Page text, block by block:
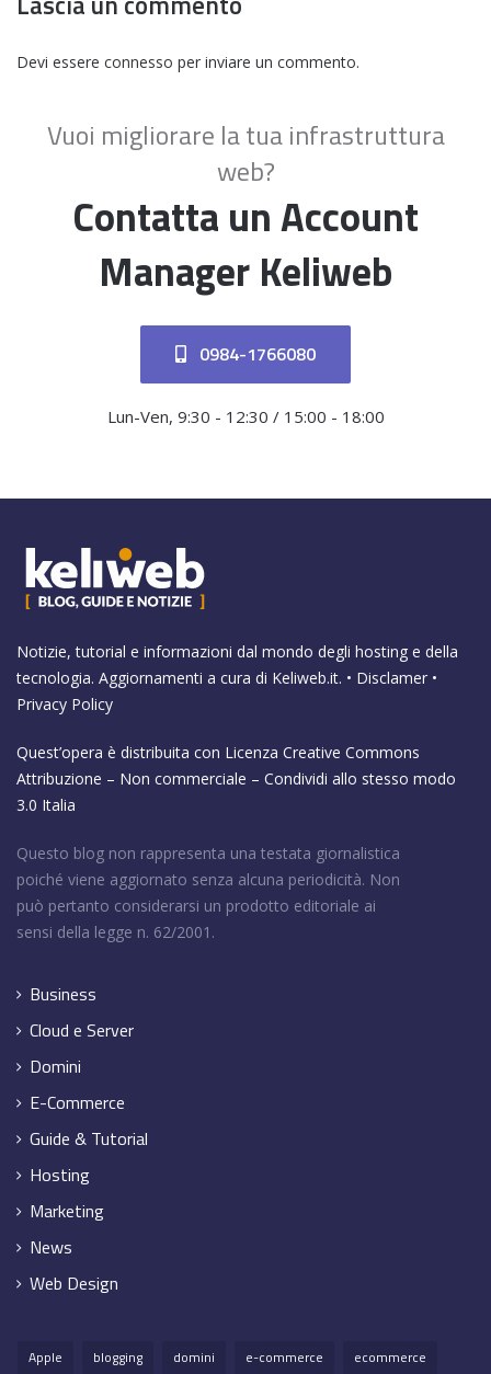
Devi essere connesso per inviare un commento.
Vuoi migliorare la tua infrastruttura
web?
Contatta un Account
Manager Keliweb
0984-1766080
Lun-Ven, 9:30 - 12:30 / 15:00 - 18:00
Notizie, tutorial e informazioni dal mondo degli hosting e della
tecnologia. Aggiornamenti a cura di Keliweb.it. • Disclamer •
Privacy Policy
Quest’opera è distribuita con Licenza Creative Commons
Attribuzione – Non commerciale – Condividi allo stesso modo
3.0 Italia
Questo blog non rappresenta una testata giornalistica
poiché viene aggiornato senza alcuna periodicità. Non
può pertanto considerarsi un prodotto editoriale ai
sensi della legge n. 62/2001.
Business
Cloud e Server
Domini
E-Commerce
Guide & Tutorial
Hosting
Marketing
News
Web Design
Apple blogging domini e-commerce ecommerce